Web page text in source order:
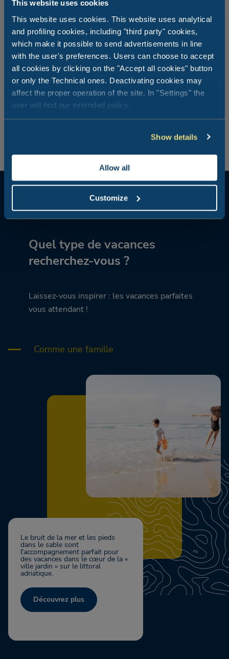
This website uses cookies
This website uses cookies. This website uses analytical
and profiling cookies, including "third party" cookies,
which make it possible to send advertisements in line
with the user's preferences. Users can choose to accept
all cookies by clicking on the "Accept all cookies" button
or only the Technical ones. Deactivating cookies may
affect the proper operation of the site. In "Settings" the
user will find our extended policy.
Show details
Allow all
Customize
Après avoir fait le plein de nature…
vite à table.
Le soir est le moment du relax, pour se raconter les
endroits visités pendant la journée, pour savourer le
souvenir d’une agréable journée au bord de la mer ou
pour calculer les kilomètres parcourus. Peu importe vos
activités, vous méritez de conclure votre journée par un
dîner relaxant au restaurant du Milano Marittima
Quel type de vacances
recherchez-vous ?
Laissez-vous inspirer : les vacances parfaites
vous attendant !
Comme une famille
Le bruit de la mer et les pieds
dans le sable sont
l'accompagnement parfait pour
des vacances dans le cœur de la «
ville jardin » sur le littoral
adriatique.
Découvrez plus